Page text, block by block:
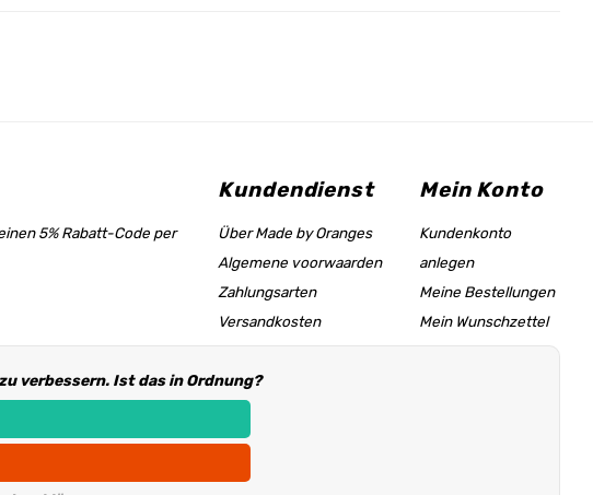
5% Rabatt-Code per
Kundendienst
Über Made by Oranges
Algemene voorwaarden
Zahlungsarten
Versandkosten
Größentabelle &
Hilfeseite
Händler Informationen
Mein Konto
Kundenkonto
anlegen
Meine Bestellungen
Mein Wunschzettel
verbessern. Ist das in Ordnung?